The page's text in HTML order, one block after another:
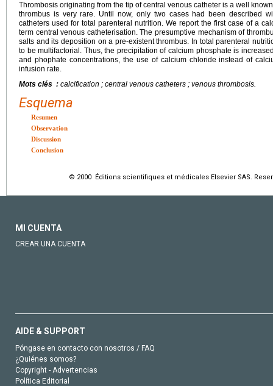
Thrombosis originating from the tip of central venous catheter is a well
thrombus is very rare. Until now, only two cases had been described
catheters used for total parenteral nutrition. We report the first case of a
term central venous catheterisation. The presumptive mechanism of
salts and its deposition on a pre-existent thrombus. In total parenteral
to be multifactorial. Thus, the precipitation of calcium phosphate is
and phophate concentrations, the use of calcium chloride instead of
infusion rate.
Mots clés : calcification ; central venous catheters ; venous thrombosis.
Esquema
Resumen
Observation
Discussion
Conclusion
© 2000 Éditions scientifiques et médicales Elsevier SAS.
MI CUENTA
CREAR UNA CUENTA
AIDE & SUPPORT
Póngase en contacto con nosotros / FAQ
¿Quiénes somos?
Copyright - Advertencias
Política Editorial